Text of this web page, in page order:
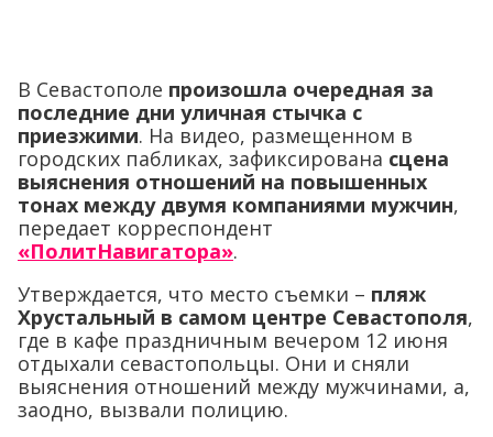
В Севастополе произошла очередная за
последние дни уличная стычка с
приезжими. На видео, размещенном в
городских пабликах, зафиксирована сцена
выяснения отношений на повышенных
тонах между двумя компаниями мужчин,
передает корреспондент
«ПолитНавигатора».
Утверждается, что место съемки – пляж
Хрустальный в самом центре Севастополя,
где в кафе праздничным вечером 12 июня
отдыхали севастопольцы. Они и сняли
выяснения отношений между мужчинами, а,
заодно, вызвали полицию.